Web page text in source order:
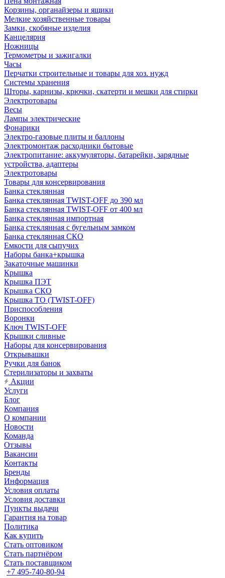
Корзины, органайзеры и ящики
Мелкие хозяйственные товары
Замки, скобяные изделия
Канцелярия
Ножницы
Термометры и зажигалки
Часы
Перчатки строительные и товары для хоз. нужд
Системы хранения
Шторы, карнизы, крючки, скатерти и мешки для стирки
Электротовары
Весы
Лампы электрические
Фонарики
Электро-газовые плиты и баллоны
Электромонтаж расходники бытовые
Электропитание: аккумуляторы, батарейки, зарядные
устройства, адаптеры
Электротовары
Товары для консервирования
Банка стеклянная
Банка стеклянная TWIST-OFF до 390 мл
Банка стеклянная TWIST-OFF от 400 мл
Банка стеклянная импортная
Банка стеклянная с бугельным замком
Банка стеклянная СКО
Емкости для сыпучих
Наборы банка+крышка
Закаточные машинки
Крышка
Крышка ПЭТ
Крышка СКО
Крышка ТО (TWIST-OFF)
Приспособления
Воронки
Ключ TWIST-OFF
Крышки сливные
Наборы для консервирования
Открывашки
Ручки для банок
Стерилизаторы и захваты
Акции
Услуги
Блог
Компания
О компании
Новости
Команда
Отзывы
Вакансии
Контакты
Бренды
Информация
Условия оплаты
Условия доставки
Пункты выдачи
Гарантия на товар
Политика
Как купить
Стать оптовиком
Стать партнёром
Стать поставщиком
+7 495-740-80-94